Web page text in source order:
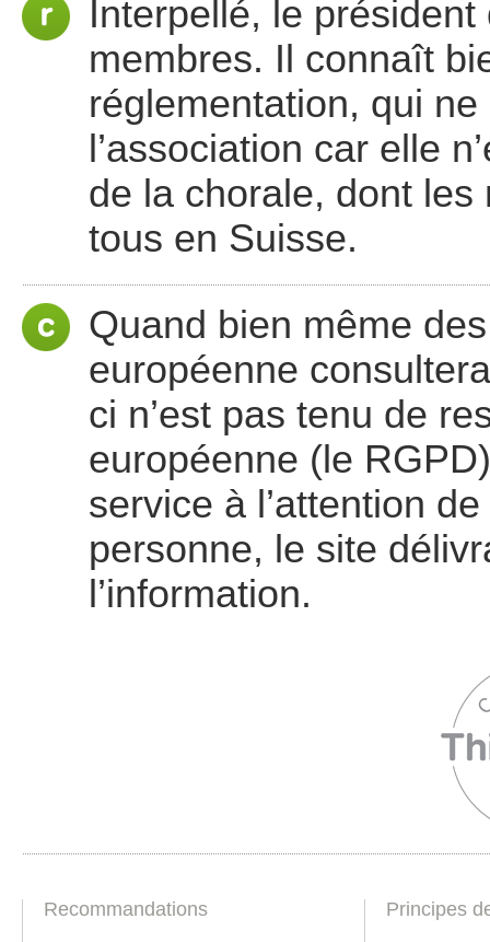
Interpellé, le président
membres. Il connaît
réglementation, qui
l’association car elle
de la chorale, dont
tous en Suisse.
Quand bien même
européenne
ci n’est pas tenu de
européenne (le
service à l’attention
personne, le site
l’information.
Recommandations Principes